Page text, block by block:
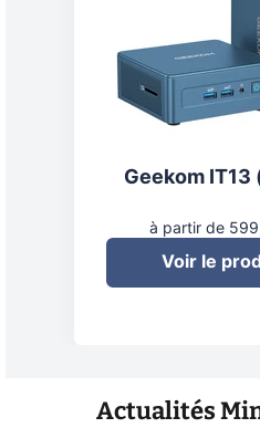
Geekom IT13
à partir de
Voir le
Actualités